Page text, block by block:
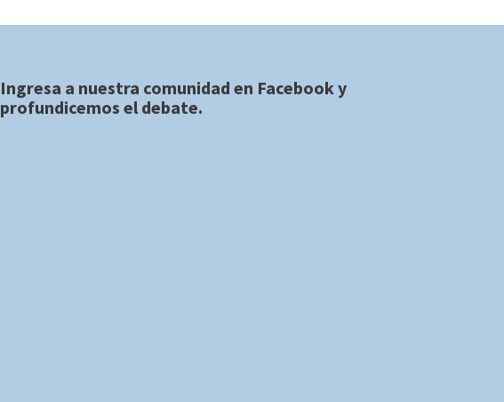
Ingresa a nuestra comunidad en Facebooky
profundicemos el debate.